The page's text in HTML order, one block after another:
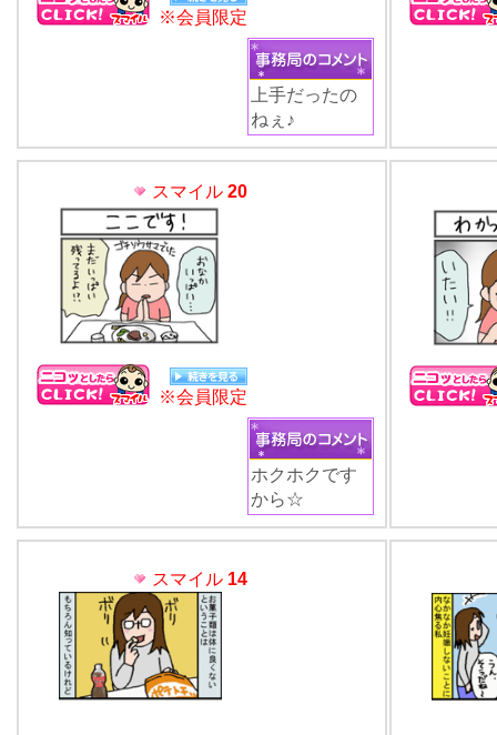
※会員限定
上手だったの
ねぇ♪
スマイル 20
※会員限定
ホクホクです
から☆
スマイル 14